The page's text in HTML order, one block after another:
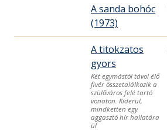
A sanda bohóc
(1973)
A titokzatos
gyors
Két egymástól távol élő
fivér összetalálkozik a
szülőváros felé tartó
vonaton. Kiderül,
mindketten egy
aggasztó hír hallatára
ül